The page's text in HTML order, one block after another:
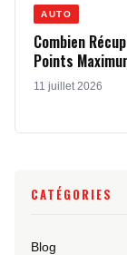
AUTO
Combien
Points
11 juillet 2026
CATÉGORIES
Blog